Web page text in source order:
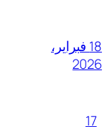
18 فبراير،
2026
17